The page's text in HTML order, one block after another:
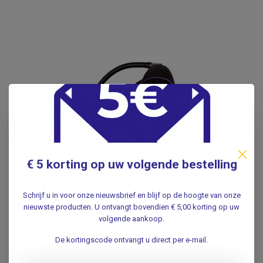
€ 5 korting op uw volgende bestelling
Schrijf u in voor onze nieuwsbrief en blijf op de hoogte van onze
nieuwste producten. U ontvangt bovendien € 5,00 korting op uw
volgende aankoop.
De kortingscode ontvangt u direct per e-mail.